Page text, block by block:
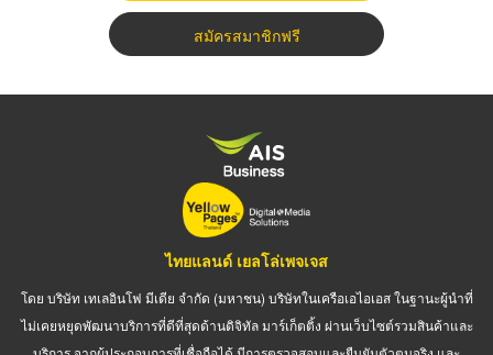
สมัครสมาชิกฟรี
ไทยแลนด์ เยลโล่เพจเจส
โดย บริษัท เทเลอินโฟ มีเดีย จำกัด (มหาชน) บริษัทในเครือเอไอเอส ในฐานะผู้นำที่
ไม่เคยหยุดพัฒนาบริการที่ดีที่สุดด้านดิจิทัล มาร์เก็ตติ้ง ผ่านเว็บไซต์รวมสินค้าและ